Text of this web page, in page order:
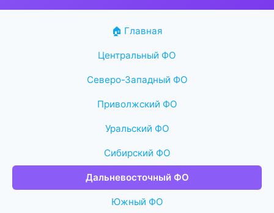
🏠 Главная
Центральный ФО
Северо-Западный ФО
Приволжский ФО
Уральский ФО
Сибирский ФО
Дальневосточный ФО
Южный ФО